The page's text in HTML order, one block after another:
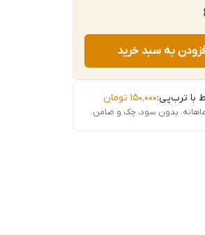
به سبد خرید
با ترب‌پی:۱۵۰٬۰۰۰ تومان